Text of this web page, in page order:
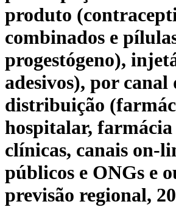
produto
combinados e
progestógeno),
adesivos), por canal
distribuição
hospitalar, farmácia
clínicas, canais on-
públicos e ONGs e
previsão regional,